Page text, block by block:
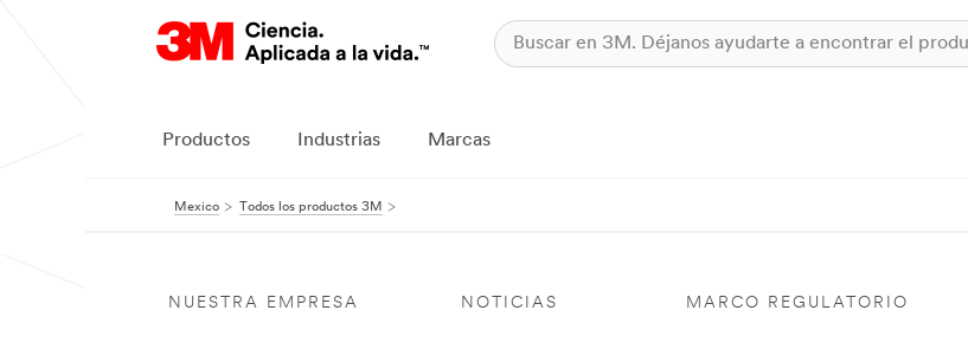
Productos Industrias Marcas
Mexico Todos los productos 3M
NUESTRA EMPRESA NOTICIAS MARCO REGULATORIO